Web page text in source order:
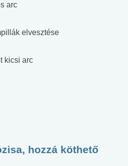
arc
elvesztése
kicsi arc
hozzá köthető